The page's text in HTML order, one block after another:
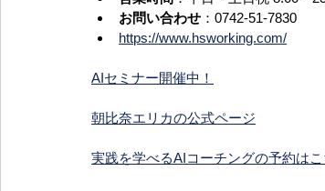
お問い合わせ ：0742-51-7830
https://www.hsworking.com/
AIセミナー開催中！
朝比奈エリカの公式ページ
実践を学べるAIコーチングの予約は